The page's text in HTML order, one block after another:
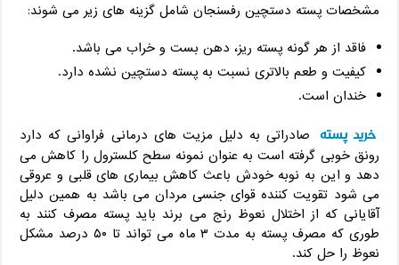
مشخصات پسته دستچین رفسنجان شامل گزینه های زیر می شوند:
فاقد از هر گونه پسته ریز، دهن بست و خراب می باشد.
کیفیت و طعم بالاتری نسبت به پسته دستچین نشده دارد.
خندان است.
خرید پسته صادراتی به دلیل مزیت های درمانی فراوانی که دارد
رونق خوبی گرفته است به عنوان نمونه سطح کلسترول را کاهش می
دهد و این به نوبه خودش باعث کاهش بیماری های قلبی و عروقی
می شود تقویت کننده قوای جنسی مردان می باشد به همین دلیل
آقایانی که از اختلال نعوظ رنج می برند باید پسته مصرف کنند به
طوری که مصرف پسته به مدت ۳ ماه می تواند تا ۵۰ درصد مشکل
نعوظ را حل کند.